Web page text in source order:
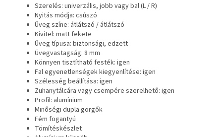
Szerelés: univerzális, jobb vagy bal (L / R)
Nyitás módja: csúszó
Üveg színe: átlátszó / átlátszó
Kivitel: matt fekete
Üveg típusa: biztonsági, edzett
Üvegvastagság: 8 mm
Könnyen tisztítható festék: igen
Fal egyenetlenségek kiegyenlítése: igen
Szélesség beállítása: igen
Zuhanytálcára vagy csempére szerelhető: igen
Profil: alumínium
Minőségi dupla görgők
Fém fogantyú
Tömítéskészlet